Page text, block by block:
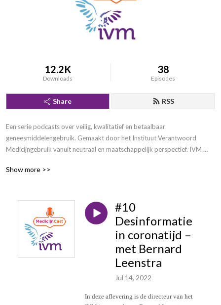
12.2K
Downloads
38
Episodes
Share RSS
Een serie podcasts over veilig, kwalitatief en betaalbaar
geneesmiddelengebruik. Gemaakt door het Instituut Verantwoord
Medicijngebruik vanuit neutraal en maatschappelijk perspectief. IVM
Show more >>
#10
Desinformatie
in coronatijd –
met Bernard
Leenstra
Jul 14, 2022
In deze aflevering is de directeur van het